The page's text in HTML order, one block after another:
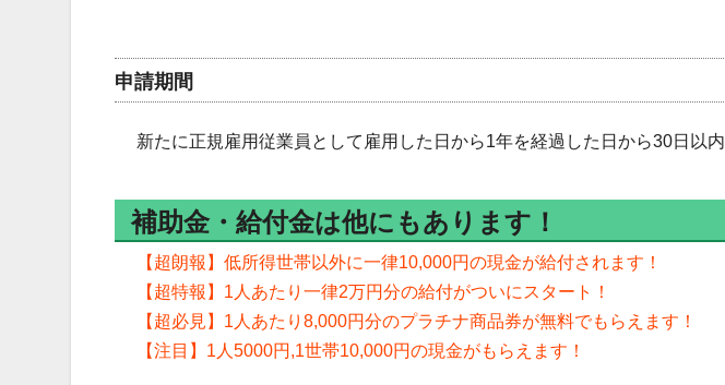
申請期間
新たに正規雇用従業員として雇用した日から1年を経過した日から30日以内
補助金・給付金は他にもあります！
【超朗報】低所得世帯以外に一律10,000円の現金が給付されます！
【超特報】1人あたり一律2万円分の給付がついにスタート！
【超必見】1人あたり8,000円分のプラチナ商品券が無料でもらえます！
【注目】1人5000円,1世帯10,000円の現金がもらえます！